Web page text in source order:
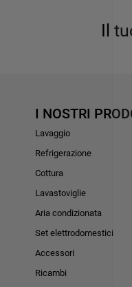
Il
I NOSTRI
Lavaggio
Refrigerazione
Cottura
Lavastoviglie
Aria condizionata
Set elettrodomestici
Accessori
Ricambi